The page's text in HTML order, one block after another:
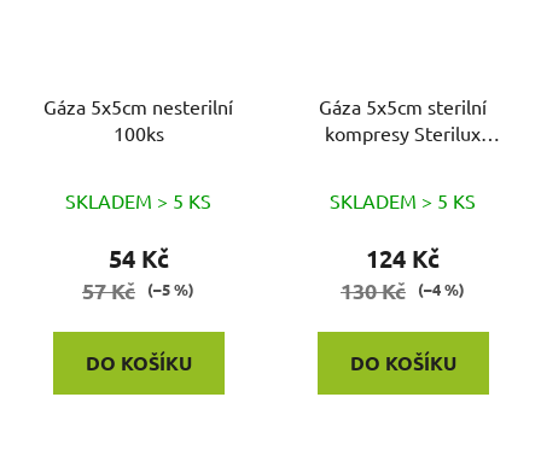
Gáza 5x5cm nesterilní
100ks
SKLADEM > 5 KS
54 Kč
57 Kč (–5 %)
DO KOŠÍKU
Gáza 5x5cm sterilní
kompresy Sterilux
SKLADEM > 5 KS
124 Kč
130 Kč (–4 %)
DO KOŠÍKU